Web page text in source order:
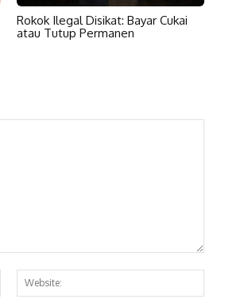
Rokok Ilegal Disikat: Bayar Cukai
atau Tutup Permanen
Email:*